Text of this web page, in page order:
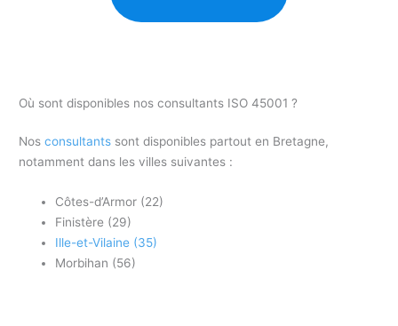
Où sont disponibles nos consultants ISO 45001 ?
Nosconsultants sont disponibles partout en Bretagne,
notamment dans les villes suivantes :
Côtes-d’Armor (22)
Finistère (29)
Ille-et-Vilaine (35)
Morbihan (56)